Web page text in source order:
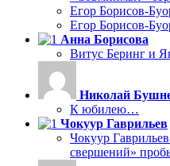
Егор Борисов-
Егор Борисов-
Анна Борисова
Витус Беринг и
Николай
К юбилею…
Чокуур Гаврильев
Чокуур
свершений»